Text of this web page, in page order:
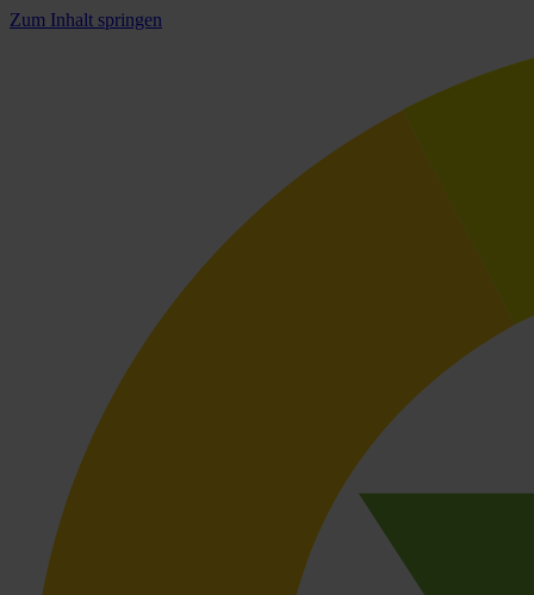
Zum Inhalt springen